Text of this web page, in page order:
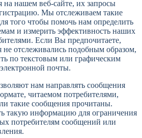
на нашем веб-сайте, их запросы
Мы отслеживаем такие
того чтобы помочь нам определить
и измерить эффективность наших
Если Вы предпочитаете,
отслеживались подобным образом,
по текстовым или графическим
почты.
нам направлять сообщения
читаемом потребителями,
такие сообщения прочитаны.
такую информацию для ограничения
потребителям сообщений или